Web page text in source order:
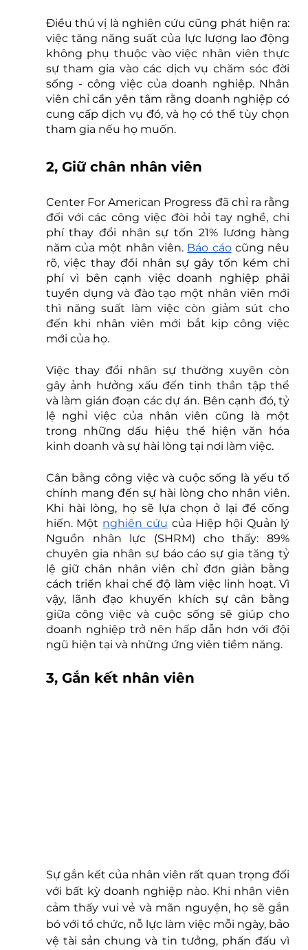
Điều thú vị là nghiên cứu cũng phát hiện ra:
việc tăng năng suất của lực lượng lao động
không phụ thuộc vào việc nhân viên thực
sự tham gia vào các dịch vụ chăm sóc đời
sống - công việc của doanh nghiệp. Nhân
viên chỉ cần yên tâm rằng doanh nghiệp có
cung cấp dịch vụ đó, và họ có thể tùy chọn
tham gia nếu họ muốn.
2, Giữ chân nhân viên
Center For American Progress đã chỉ ra rằng
đối với các công việc đòi hỏi tay nghề, chi
phí thay đổi nhân sự tốn 21% lương hàng
năm của một nhân viên. Báo cáo cũng nêu
rõ, việc thay đổi nhân sự gây tốn kém chi
phí vì bên cạnh việc doanh nghiệp phải
tuyển dụng và đào tạo một nhân viên mới
thì năng suất làm việc còn giảm sút cho
đến khi nhân viên mới bắt kịp công việc
mới của họ.
Việc thay đổi nhân sự thường xuyên còn
gây ảnh hưởng xấu đến tinh thần tập thể
và làm gián đoạn các dự án. Bên cạnh đó, tỷ
lệ nghỉ việc của nhân viên cũng là một
trong những dấu hiệu thể hiện văn hóa
kinh doanh và sự hài lòng tại nơi làm việc.
Cân bằng công việc và cuộc sống là yếu tố
chính mang đến sự hài lòng cho nhân viên.
Khi hài lòng, họ sẽ lựa chọn ở lại để cống
hiến. Một nghiên cứu của Hiệp hội Quản lý
Nguồn nhân lực (SHRM) cho thấy: 89%
chuyên gia nhân sự báo cáo sự gia tăng tỷ
lệ giữ chân nhân viên chỉ đơn giản bằng
cách triển khai chế độ làm việc linh hoạt. Vì
vậy, lãnh đạo khuyến khích sự cân bằng
giữa công việc và cuộc sống sẽ giúp cho
doanh nghiệp trở nên hấp dẫn hơn với đội
ngũ hiện tại và những ứng viên tiềm năng.
3, Gắn kết nhân viên
Sự gắn kết của nhân viên rất quan trọng đối
với bất kỳ doanh nghiệp nào. Khi nhân viên
cảm thấy vui vẻ và mãn nguyện, họ sẽ gắn
bó với tổ chức, nỗ lực làm việc mỗi ngày, bảo
vệ tài sản chung và tin tưởng, phấn đấu vì